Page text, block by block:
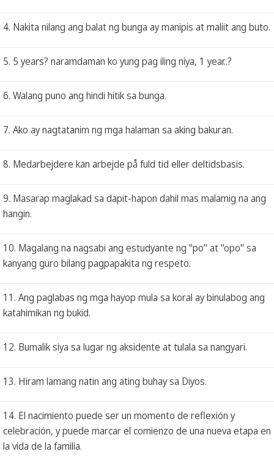
4. Nakita nilang ang balat ng bunga ay manipis at maliit ang buto.
5. 5 years? naramdaman ko yung pag iling niya, 1 year..?
6. Walang puno ang hindi hitik sa bunga.
7. Ako ay nagtatanim ng mga halaman sa aking bakuran.
8. Medarbejdere kan arbejde på fuld tid eller deltidsbasis.
9. Masarap maglakad sa dapit-hapon dahil mas malamig na ang
hangin.
10. Magalang na nagsabi ang estudyante ng "po" at "opo" sa
kanyang guro bilang pagpapakita ng respeto.
11. Ang paglabas ng mga hayop mula sa koral ay binulabog ang
katahimikan ng bukid.
12. Bumalik siya sa lugar ng aksidente at tulala sa nangyari.
13. Hiram lamang natin ang ating buhay sa Diyos.
14. El nacimiento puede ser un momento de reflexión y
celebración, y puede marcar el comienzo de una nueva etapa en
la vida de la familia.